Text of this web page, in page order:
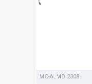
MC-ALMD 2308